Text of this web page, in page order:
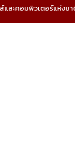
ละคอมพิวเตอร์แห่งชา